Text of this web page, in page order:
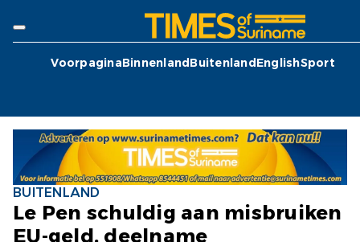
VoorpaginaBinnenlandBuitenlandEnglishSport
BUITENLAND
Le Pen schuldig aan misbruiken
EU-geld, deelname